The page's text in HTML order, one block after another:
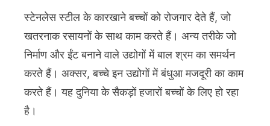
स्टेनलेस स्टील के कारखाने बच्चों को रोजगार देते हैं, जो
खतरनाक रसायनों के साथ काम करते हैं। अन्य तरीके जो
निर्माण और ईंट बनाने वाले उद्योगों में बाल श्रम का समर्थन
करते हैं। अक्सर, बच्चे इन उद्योगों में बंधुआ मजदूरी का काम
करते हैं। यह दुनिया के सैकड़ों हजारों बच्चों के लिए हो रहा
है।